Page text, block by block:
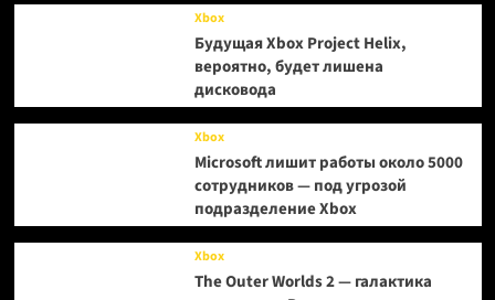
Xbox
Будущая Xbox Project Helix,
вероятно, будет лишена
дисковода
Xbox
Microsoft лишит работы около 5000
сотрудников — под угрозой
подразделение Xbox
Xbox
The Outer Worlds 2 — галактика